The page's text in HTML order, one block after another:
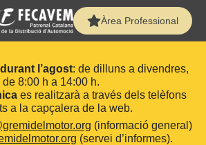
Àrea Professional
l’agost: de dilluns a divendres,
de 8:00 h a 14:00 h.
es realitzarà a través dels telèfons
a la capçalera de la web.
(informació general)
(servei d’informes).